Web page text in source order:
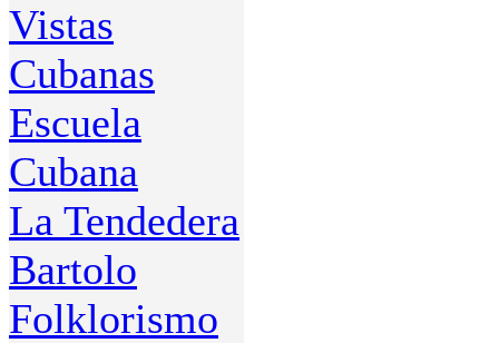
Vistas
Cubanas
Escuela
Cubana
La Tendedera
Bartolo
Folklorismo